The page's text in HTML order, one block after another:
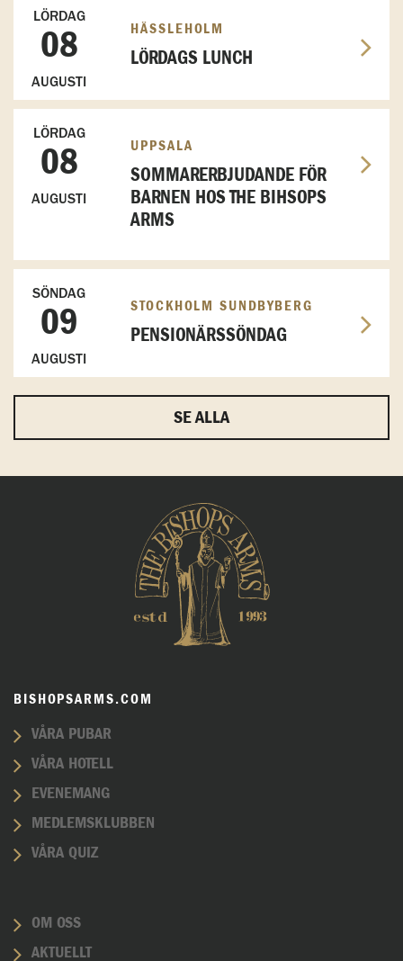
LÖRDAG
08
AUGUSTI
HÄSSLEHOLM
LÖRDAGS LUNCH
LÖRDAG
08
AUGUSTI
UPPSALA
SOMMARERBJUDANDE FÖR
BARNEN HOS THE BIHSOPS
ARMS
SÖNDAG
09
AUGUSTI
STOCKHOLM SUNDBYBERG
PENSIONÄRSSÖNDAG
SE ALLA
BISHOPSARMS.COM
VÅRA PUBAR
VÅRA HOTELL
EVENEMANG
MEDLEMSKLUBBEN
VÅRA QUIZ
OM OSS
AKTUELLT